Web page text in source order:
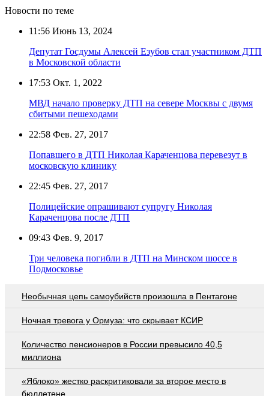
Новости по теме
11:56 Июнь 13, 2024
Депутат Госдумы Алексей Езубов стал участником ДТП
в Московской области
17:53 Окт. 1, 2022
МВД начало проверку ДТП на севере Москвы с двумя
сбитыми пешеходами
22:58 Фев. 27, 2017
Попавшего в ДТП Николая Караченцова перевезут в
московскую клинику
22:45 Фев. 27, 2017
Полицейские опрашивают супругу Николая
Караченцова после ДТП
09:43 Фев. 9, 2017
Три человека погибли в ДТП на Минском шоссе в
Подмосковье
Необычная цепь самоубийств произошла в Пентагоне
Ночная тревога у Ормуза: что скрывает КСИР
Количество пенсионеров в России превысило 40,5
миллиона
«Яблоко» жестко раскритиковали за второе место в
бюллетене